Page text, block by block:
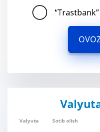
Valyuta Sotib olish